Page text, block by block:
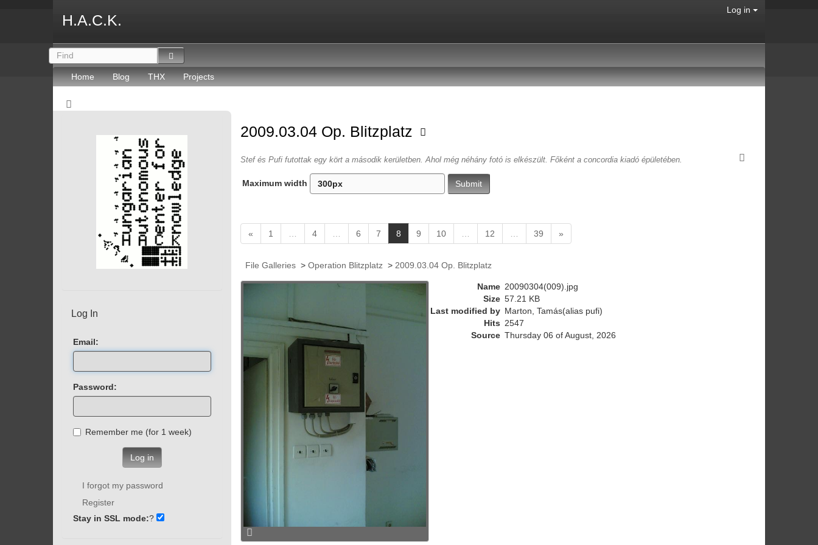
H.A.C.K.
Log in
Home Blog THX Projects
2009.03.04 Op. Blitzplatz
Stef és Pufi futottak egy kört a második kerületben. Ahol még néhány fotó is elkészült. Főként a concordia kiadó épületében.
Maximum width
« 1 4 6 7 8(
c
r
r
e
9 10 12 39 »
File Galleries> Operation Blitzplatz> 2009.03.04 Op. Blitzplatz
Name 20090304(009).jpg
Size 57.21 KB
Last modified by Marton, Tamás(alias pufi)
Hits 2547
Source Thursday 06 of August, 2026
Log In
Email:
Password:
Remember me (for 1 week)
Log in
I forgot my password
Register
Stay in SSL mode:?